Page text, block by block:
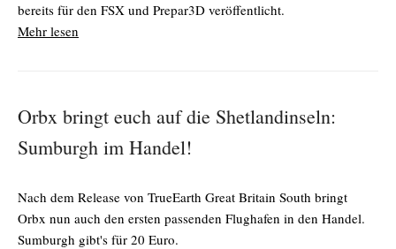
bereits für den FSX und Prepar3D veröffentlicht.
Mehr lesen
Orbx bringt euch auf die Shetlandinseln:
Sumburgh im Handel!
Nach dem Release von TrueEarth Great Britain South bringt
Orbx nun auch den ersten passenden Flughafen in den Handel.
Sumburgh gibt's für 20 Euro.